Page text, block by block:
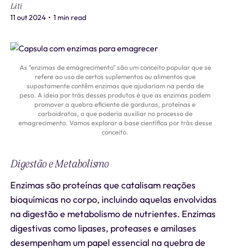
Liti
11 out 2024 • 1 min read
As "enzimas de emagrecimento" são um conceito popular que se
refere ao uso de certos suplementos ou alimentos que
supostamente contêm enzimas que ajudariam na perda de
peso. A ideia por trás desses produtos é que as enzimas podem
promover a quebra eficiente de gorduras, proteínas e
carboidratos, o que poderia auxiliar no processo de
emagrecimento. Vamos explorar a base científica por trás desse
conceito.
Digestão e Metabolismo
Enzimas são proteínas que catalisam reações
bioquímicas no corpo, incluindo aquelas envolvidas
na digestão e metabolismo de nutrientes. Enzimas
digestivas como lipases, proteases e amilases
desempenham um papel essencial na quebra de